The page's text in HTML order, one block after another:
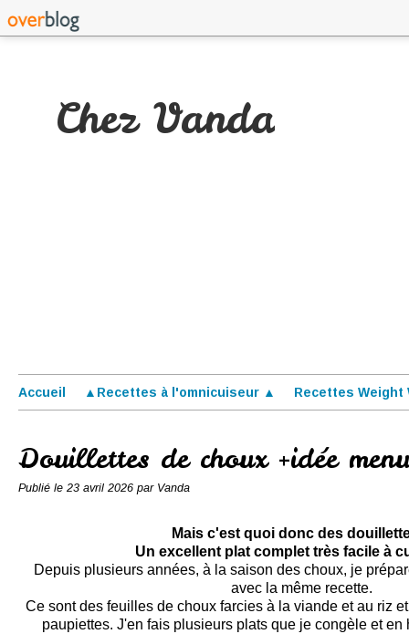
Chez Vanda
Accueil ▲Recettes à l'omnicuiseur ▲ Recettes Weight
Douillettes de choux +idée menu
Publié le 23 avril 2026 par Vanda
Mais c'est quoi donc des
Un excellent plat complet très facile à
Depuis plusieurs années, à la saison des choux, je
avec la même recette.
Ce sont des feuilles de choux farcies à la viande et au riz
paupiettes. J'en fais plusieurs plats que je congèle et en